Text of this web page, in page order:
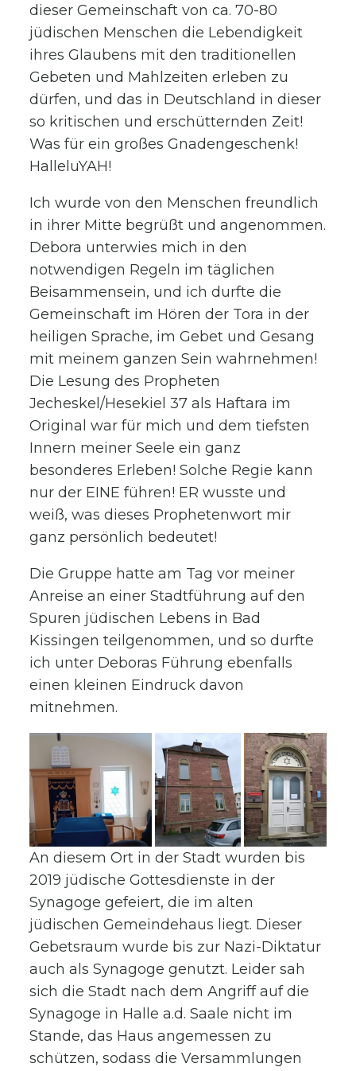
dieser Gemeinschaft von ca. 70-80
jüdischen Menschen die Lebendigkeit
ihres Glaubens mit den traditionellen
Gebeten und Mahlzeiten erleben zu
dürfen, und das in Deutschland in dieser
so kritischen und erschütternden Zeit!
Was für ein großes Gnadengeschenk!
HalleluYAH!
Ich wurde von den Menschen freundlich
in ihrer Mitte begrüßt und angenommen.
Debora unterwies mich in den
notwendigen Regeln im täglichen
Beisammensein, und ich durfte die
Gemeinschaft im Hören der Tora in der
heiligen Sprache, im Gebet und Gesang
mit meinem ganzen Sein wahrnehmen!
Die Lesung des Propheten
Jecheskel/Hesekiel 37 als Haftara im
Original war für mich und dem tiefsten
Innern meiner Seele ein ganz
besonderes Erleben! Solche Regie kann
nur der EINE führen! ER wusste und
weiß, was dieses Prophetenwort mir
ganz persönlich bedeutet!
Die Gruppe hatte am Tag vor meiner
Anreise an einer Stadtführung auf den
Spuren jüdischen Lebens in Bad
Kissingen teilgenommen, und so durfte
ich unter Deboras Führung ebenfalls
einen kleinen Eindruck davon
mitnehmen.
An diesem Ort in der Stadt wurden bis
2019 jüdische Gottesdienste in der
Synagoge gefeiert, die im alten
jüdischen Gemeindehaus liegt. Dieser
Gebetsraum wurde bis zur Nazi-Diktatur
auch als Synagoge genutzt. Leider sah
sich die Stadt nach dem Angriff auf die
Synagoge in Halle a.d. Saale nicht im
Stande, das Haus angemessen zu
schützen, sodass die Versammlungen